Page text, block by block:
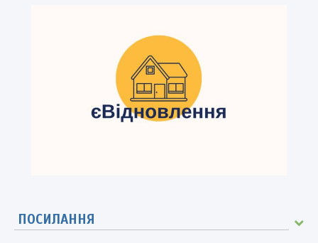
ПОСИЛАННЯ